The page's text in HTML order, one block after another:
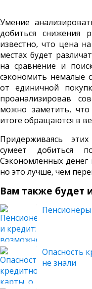
Умение
добиться снижения
известно, что цена
местах будет
на сравнение и
сэкономить немалые
от единичной
проанализировав
можно заметить,
итоге обращаются в
Придерживаясь
сумеет добиться
Сэкономленных
но это лучше, чем
Вам также будет
Опасность
не знали